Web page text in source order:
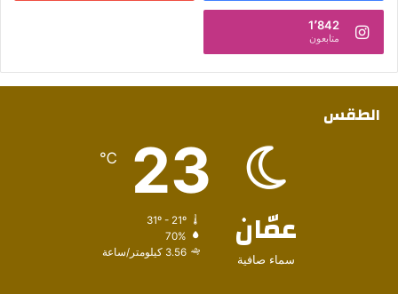
1٬842
متابعون
الطقس
عمّان
سماء صافية
23
℃
31º - 21º
70%
3.56 كيلومتر/ساعة